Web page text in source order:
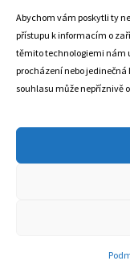
Abychom vám poskytli ty
přístupu k informacím o
těmito technologiemi nám
procházení nebo jedinečná
souhlasu může nepříznivě
Nám.